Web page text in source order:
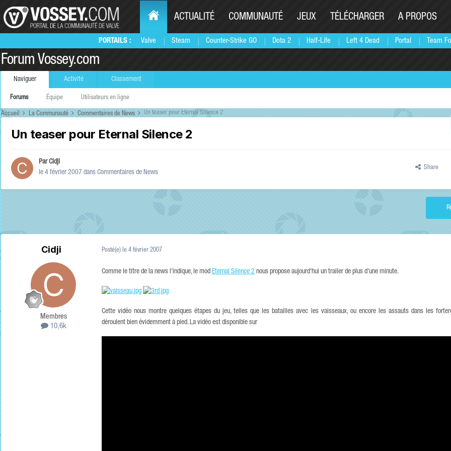
PORTAILS : Valve Steam Counter-Strike GO Dota 2 Half-Life Left 4 Dead Portal Team
ACTUALITÉ COMMUNAUTÉ JEUX TÉLÉCHARGER A PROPOS
Forum Vossey.com
Naviguer
Forums Équipe Utilisateurs en ligne
Activité Classement
Accueil La Communauté Commentaires de News Un teaser pour Eternal Silence 2
Un teaser pour Eternal Silence 2
ParCidji
le 4 février 2007 dans Commentaires de News
Share
Cidji
Membres
10,6k
Posté(e) le 4 février 2007
Comme le titre de la news l'indique, le mod Eternal Silence 2 nous propose aujourd'hui un trailer de plus d'une minute.
Cette vidéo nous montre quelques étapes du jeu, telles que les batailles avec les vaisseaux, ou encore les assauts dans les
déroulent bien évidemment à pied. La vidéo est disponible sur